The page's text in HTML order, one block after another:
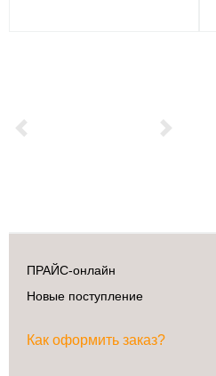
Previous Next
ПРАЙС-онлайн
Новые поступление
Как оформить заказ?